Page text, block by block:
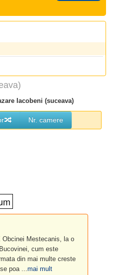
Iacobeni (suceava)
Nr. camere
Mestecanis, la o
cum este
din mai multe creste
poa ...mai mult